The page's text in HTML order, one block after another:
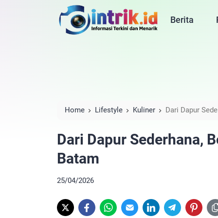
Berita
Home Lifestyle Kuliner Dari Dapur
Dari Dapur Sederhana,
Batam
25/04/2026